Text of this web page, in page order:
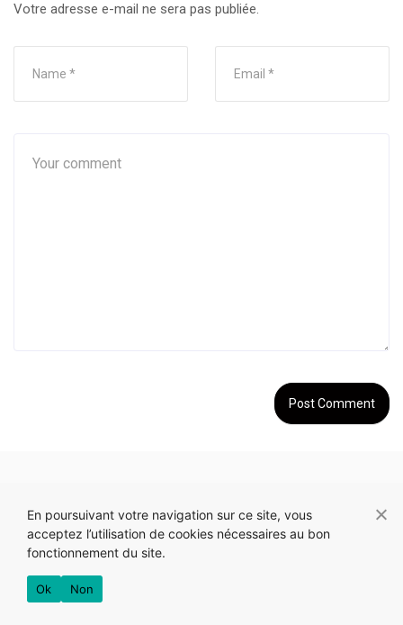
Votre adresse e-mail ne sera pas publiée.
En poursuivant votre navigation sur ce site, vous
acceptez l’utilisation de cookies nécessaires au bon
fonctionnement du site.
Ok Non